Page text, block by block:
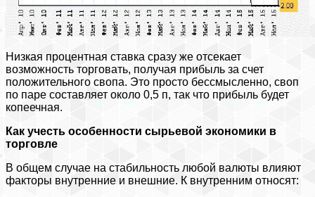
Низкая процентная ставка сразу же отсекает
возможность торговать, получая прибыль за счет
положительного свопа. Это просто бессмысленно, своп
по паре составляет около 0,5 п, так что прибыль будет
копеечная.
Как учесть особенности сырьевой экономики в
торговле
В общем случае на стабильность любой валюты влияют
факторы внутренние и внешние. К внутренним относят: